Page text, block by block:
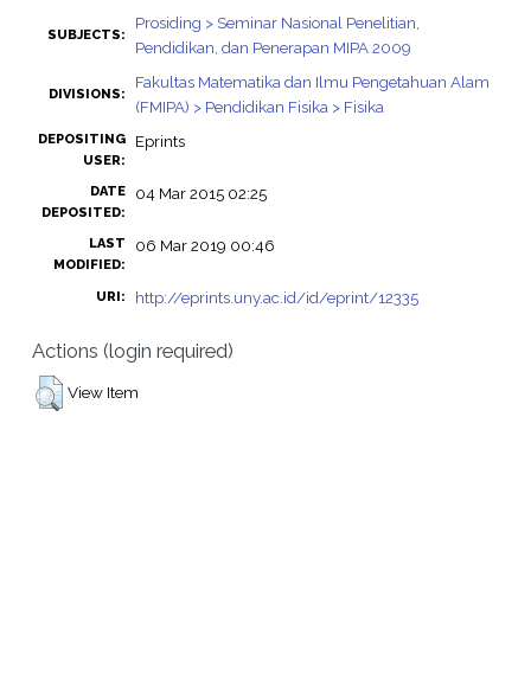
SUBJECTS:
Prosiding > Seminar Nasional Penelitian,
Pendidikan, dan Penerapan MIPA 2009
DIVISIONS:
Fakultas Matematika dan Ilmu Pengetahuan Alam
(FMIPA) > Pendidikan Fisika > Fisika
DEPOSITING
USER:
Eprints
DATE
DEPOSITED:
04 Mar 2015 02:25
LAST
MODIFIED:
06 Mar 2019 00:46
URI: http://eprints.uny.ac.id/id/eprint/12335
Actions (login required)
View Item